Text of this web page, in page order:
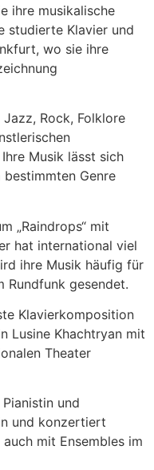
ihre musikalische
studierte Klavier und
wo sie ihre
Rock, Folklore
Musik lässt sich
Genre
„Raindrops“ mit
hat international viel
ihre Musik häufig für
Rundfunk gesendet.
Klavierkomposition
Lusine Khachtryan mit
Theater
und
und konzertiert
mit Ensembles im